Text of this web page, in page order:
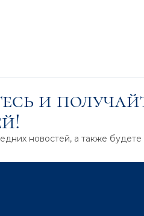
и
новостей, а также